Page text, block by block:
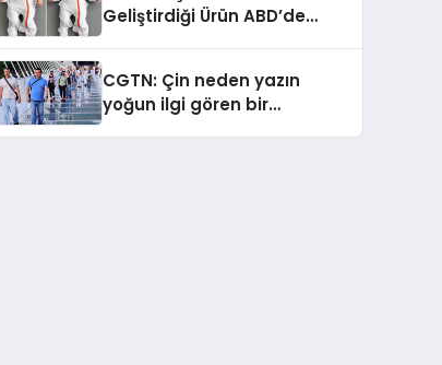
Geliştirdiği Ürün ABD’de
Açısı Getiriyor.
CGTN: Çin neden yazın
yoğun ilgi gören bir